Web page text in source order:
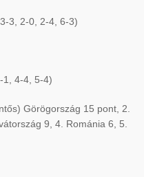
3, 2-0, 2-4, 6-3)
1, 4-4, 5-4)
Görögország 15 pont, 2.
9, 4. Románia 6, 5.